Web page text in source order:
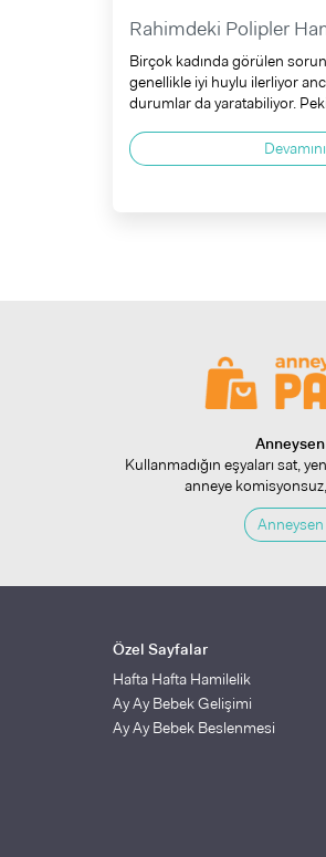
Rahimdeki Polipler
Birçok kadında görülen
genellikle iyi huylu ilerliyor
durumlar da yaratabiliyor.
Kullanmadığın eşyaları sat,
anneye
Özel Sayfalar
Hafta Hafta Hamilelik
Ay Ay Bebek Gelişimi
Ay Ay Bebek Beslenmesi